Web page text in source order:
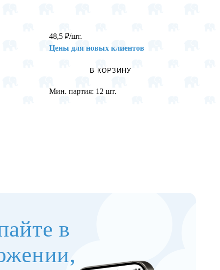
48,5₽/шт.
Цены для новых клиентов
В КОРЗИНУ
Мин. партия: 12 шт.
в